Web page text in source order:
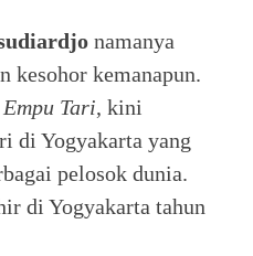
namanya
kesohor kemanapun.
Empu Tari, kini
di Yogyakarta yang
pelosok dunia.
di Yogyakarta tahun